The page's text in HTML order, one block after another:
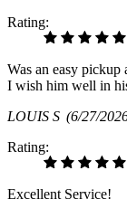
Rating:
Was an easy
I wish him well in
LOUIS S (6/27/
Rating:
Excellent Service!